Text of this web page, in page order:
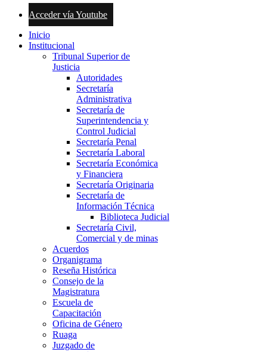
Acceder vía Youtube
Inicio
Institucional
Tribunal Superior de
Justicia
Autoridades
Secretaría
Administrativa
Secretaría de
Superintendencia y
Control Judicial
Secretaría Penal
Secretaría Laboral
Secretaría Económica
y Financiera
Secretaría Originaria
Secretaría de
Información Técnica
Biblioteca Judicial
Secretaría Civil,
Comercial y de minas
Acuerdos
Organigrama
Reseña Histórica
Consejo de la
Magistratura
Escuela de
Capacitación
Oficina de Género
Ruaga
Juzgado de